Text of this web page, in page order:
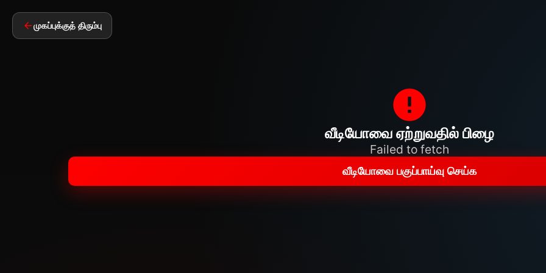
முகப்புக்குத் திரும்பு
வீடியோவை ஏற்றுவதில் பிழை
Failed to fetch
வீடியோவை பகுப்பாய்வு செய்க